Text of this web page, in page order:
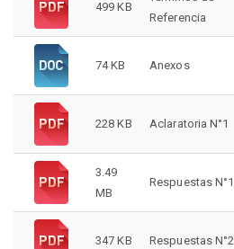
499 KB
Referencia
74 KB Anexos
228 KB Aclaratoria N°1
3.49
MB
Respuestas N°1
347 KB Respuestas N°2